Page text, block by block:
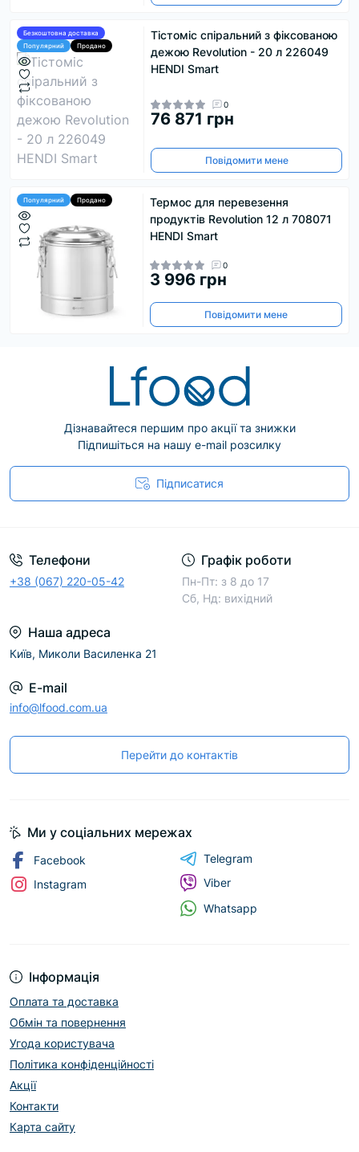
Безкоштовна доставка
Популярний
Продано
Тістоміс спіральний з фіксованою
дежою Revolution - 20 л 226049
HENDI Smart
0
76 871 грн
Повідомити мене
Популярний Продано
Термос для перевезення
продуктів Revolution 12 л 708071
HENDI Smart
0
3 996 грн
Повідомити мене
Дізнавайтеся першим про акції та знижки
Підпишіться на нашу e-mail розсилку
Підписатися
Телефони
+38 (067) 220-05-42
Графік роботи
Пн-Пт: з 8 до 17
Сб, Нд: вихідний
Наша адреса
Київ, Миколи Василенка 21
E-mail
info@lfood.com.ua
Перейти до контактів
Інформація
Оплата та доставка
Обмін та повернення
Угода користувача
Політика конфіденційності
Акції
Контакти
Карта сайту
Ми у соціальних мережах
Facebook
Instagram
Telegram
Viber
Whatsapp